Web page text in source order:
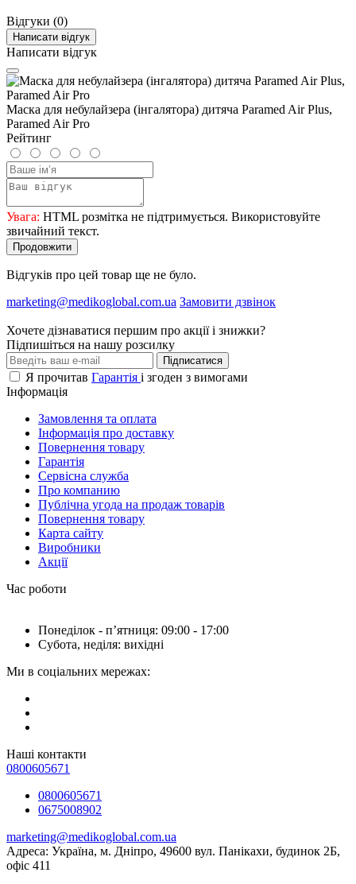
Відгуки (0)
Написати відгук
Написати відгук
Маска для небулайзера (інгалятора) дитяча Paramed Air Plus,
Paramed Air Pro
Рейтинг
Увага: HTML розмітка не підтримується. Використовуйте
звичайний текст.
Продовжити
Відгуків про цей товар ще не було.
marketing@medikoglobal.com.ua Замовити дзвінок
Хочете дізнаватися першим про акції і знижки?
Підпишіться на нашу розсилку
Підписатися
Я прочитав Гарантія і згоден з вимогами
Інформація
Замовлення та оплата
Інформація про доставку
Повернення товару
Гарантія
Сервісна служба
Про компанию
Публічна угода на продаж товарів
Повернення товару
Карта сайту
Виробники
Акції
Час роботи
Понеділок - пʼятниця: 09:00 - 17:00
Субота, неділя: вихідні
Ми в соціальних мережах:
Наші контакти
0800605671
0800605671
0675008902
marketing@medikoglobal.com.ua
Адреса: Україна, м. Дніпро, 49600 вул. Панікахи, будинок 2Б,
офіс 411